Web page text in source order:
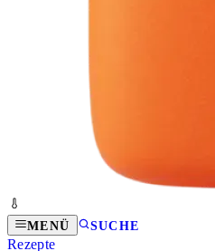
MENÜ SUCHE
Rezepte